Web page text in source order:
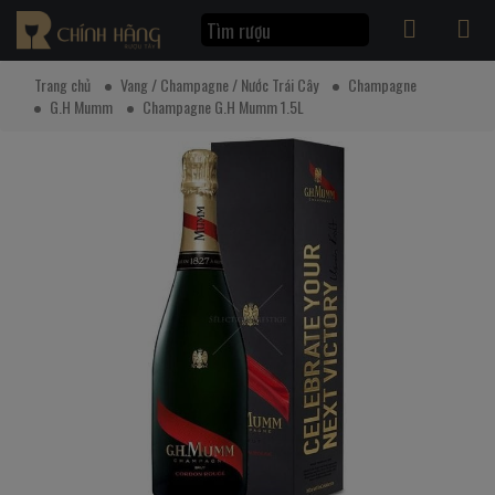
Trang chủ Vang / Champagne / Nước Trái Cây
Champagne
G.H Mumm
Champagne G.H Mumm 1.5L